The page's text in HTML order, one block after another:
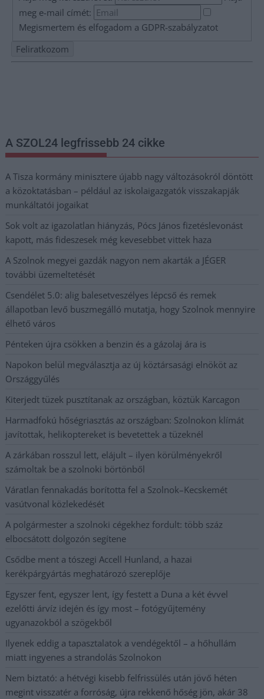
meg e-mail címét:
Megismertem és elfogadom a GDPR-szabályzatot
A SZOL24 legfrissebb 24 cikke
A Tisza kormány minisztere újabb nagy változásokról döntött
a közoktatásban – például az iskolaigazgatók visszakapják
munkáltatói jogaikat
Sok volt az igazolatlan hiányzás, Pócs János fizetéslevonást
kapott, más fideszesek még kevesebbet vittek haza
A Szolnok megyei gazdák nagyon nem akarták a JÉGER
további üzemeltetését
Csendélet 5.0: alig balesetveszélyes lépcső és remek
állapotban levő buszmegálló mutatja, hogy Szolnok mennyire
élhető város
Pénteken újra csökken a benzin és a gázolaj ára is
Napokon belül megválasztja az új köztársasági elnököt az
Országgyűlés
Kiterjedt tüzek pusztítanak az országban, köztük Karcagon
Harmadfokú hőségriasztás az országban: Szolnokon klímát
javítottak, helikoptereket is bevetettek a tüzeknél
A zárkában rosszul lett, elájult – ilyen körülményekről
számoltak be a szolnoki börtönből
Váratlan fennakadás borította fel a Szolnok–Kecskemét
vasútvonal közlekedését
A polgármester a szolnoki cégekhez fordult: több száz
elbocsátott dolgozón segítene
Csődbe ment a tószegi Accell Hunland, a hazai
kerékpárgyártás meghatározó szereplője
Egyszer fent, egyszer lent, így festett a Duna a két évvel
ezelőtti árvíz idején és így most – fotógyűjtemény
ugyanazokból a szögekből
Ilyenek eddig a tapasztalatok a vendégektől – a hőhullám
miatt ingyenes a strandolás Szolnokon
Nem biztató: a hétvégi kisebb felfrissülés után jövő héten
megint visszatér a forróság, újra rekkenő hőség jön, akár 38